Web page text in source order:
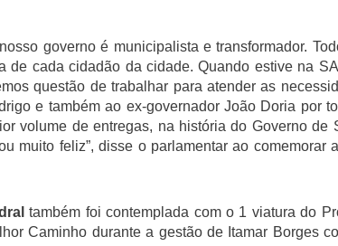
governo é municipalista e transformador.
de cada cidadão da cidade. Quando estive na
questão de trabalhar para atender as
e também ao ex-governador João Doria por
volume de entregas, na história do Governo de
muito feliz”, disse o parlamentar ao comemorar
também foi contemplada com o 1 viatura do
Caminho durante a gestão de Itamar Borges